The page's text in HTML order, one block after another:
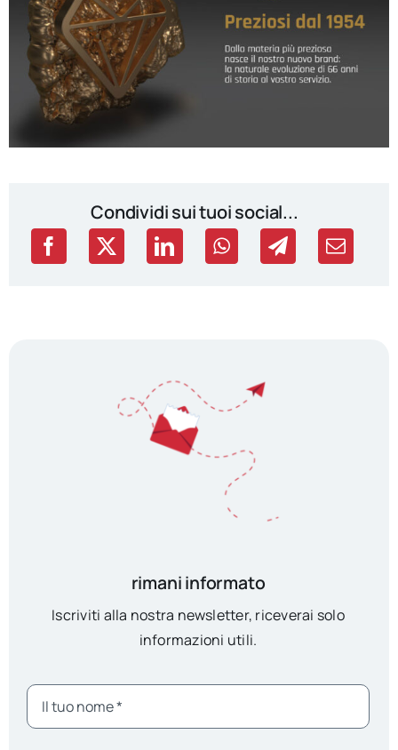
Condividi sui tuoi social...
rimani informato
Iscriviti alla nostra newsletter, riceverai solo
informazioni utili.